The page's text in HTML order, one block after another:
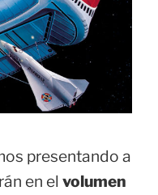
presentando a
en el volumen